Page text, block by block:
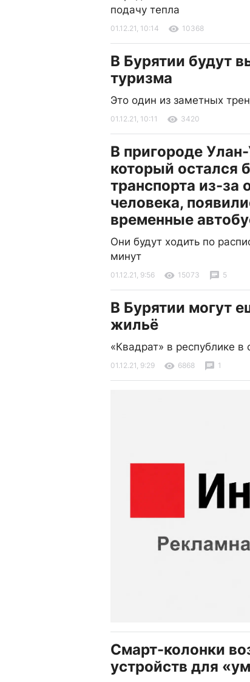
подачу тепла
01.12.21, 10:14 10368
В Бурятии будут
туризма
Это один из заметных
01.12.21, 10:11 3420
В пригороде
который остался
транспорта из-за
человека,
временные
Они будут ходить по
минут
01.12.21, 9:56 15073 5
В Бурятии могут
жильё
«Квадрат» в республике
01.12.21, 9:29 6868 1
Смарт-колонки
устройств для